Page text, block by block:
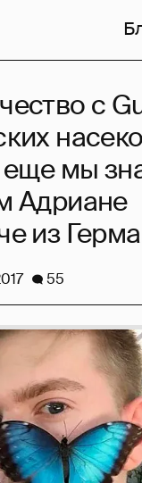
с
еще мы
Адриане
из
55